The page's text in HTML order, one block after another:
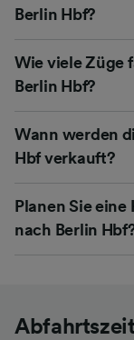
Berlin Hbf?
Wie viele Züge
Berlin Hbf?
Wann werden
Hbf verkauft?
Planen Sie
nach Berlin